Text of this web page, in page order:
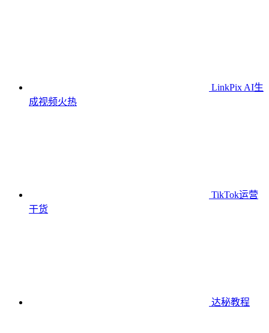
LinkPix AI生
成视频火热
TikTok运营
干货
达秘教程